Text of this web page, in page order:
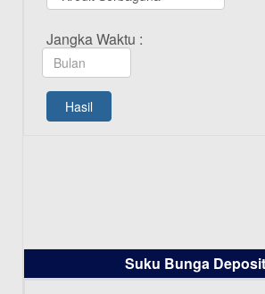
Daftar Pemenang
Bulan Agustus 2025
Cabang Pati 13 Agustus
Daftar Pemenang
Bulan Juni 2025
Jangka Waktu :
Hasil
Suku Bunga